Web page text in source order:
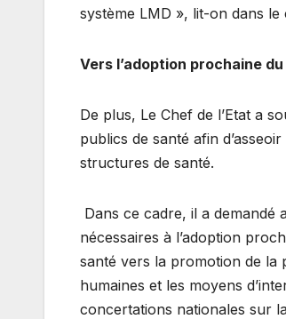
système LMD », lit-on dans le
Vers l’adoption prochaine
De plus, Le Chef de l’Etat a
publics de santé afin
structures de santé.
Dans ce cadre, il a demandé
nécessaires à l’adoption
santé vers la promotion de la
humaines et les moyens
concertations nationales sur